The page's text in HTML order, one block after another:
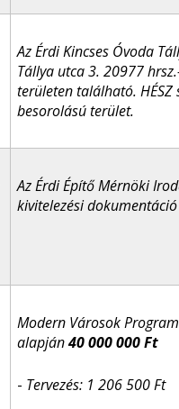
Az Érdi Kincses Óvoda
Tállya utca 3. 20977
területen található.
besorolású terület.
Az Érdi Építő Mérnöki
kivitelezési
Modern Városok
alapján40 000 000 Ft
- Tervezés: 1 206 500 Ft